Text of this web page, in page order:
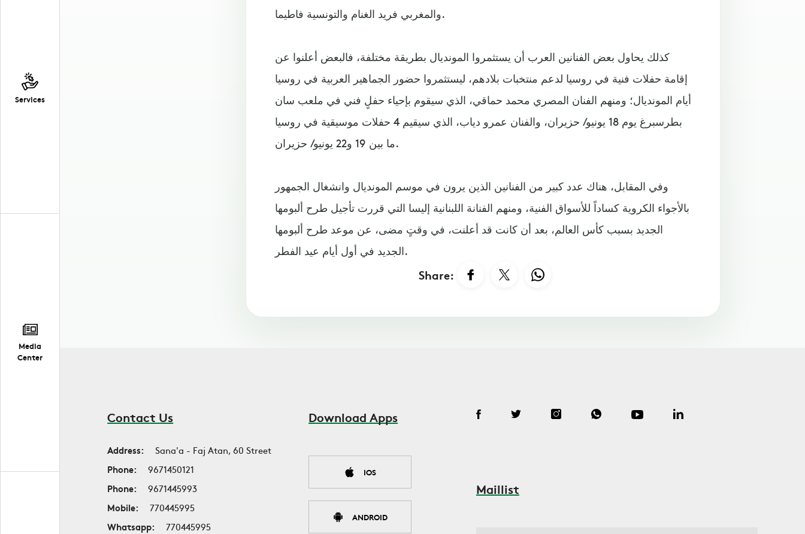
Services
Media
Center
والمغربي فريد الغنام والتونسية فاطيما.
كذلك يحاول بعض الفنانين العرب أن يستثمروا المونديال بطريقة مختلفة، فالبعض أعلنوا عن
إقامة حفلات فنية في روسيا لدعم منتخبات بلادهم، ليستثمروا حضور الجماهير العربية في روسيا
أيام المونديال؛ ومنهم الفنان المصري محمد حماقي، الذي سيقوم بإحياء حفلٍ فني في ملعب سان
بطرسبرغ يوم 18 يونيو/ حزيران، والفنان عمرو دياب، الذي سيقيم 4 حفلات موسيقية في روسيا
ما بين 19 و22 يونيو/ حزيران.
وفي المقابل، هناك عدد كبير من الفنانين الذين يرون في موسم المونديال وانشغال الجمهور
بالأجواء الكروية كساداً للأسواق الفنية، ومنهم الفنانة اللبنانية إليسا التي قررت تأجيل طرح ألبومها
الجديد بسبب كأس العالم، بعد أن كانت قد أعلنت، في وقتٍ مضى، عن موعد طرح ألبومها
الجديد في أول أيام عيد الفطر.
Share:
Contact Us
Address:
Sana'a - Faj Atan, 60 Street
Phone:
9671450121
Phone:
9671445993
Mobile:
770445995
Whatsapp:
770445995
Download Apps
IOS
ANDROID
Maillist